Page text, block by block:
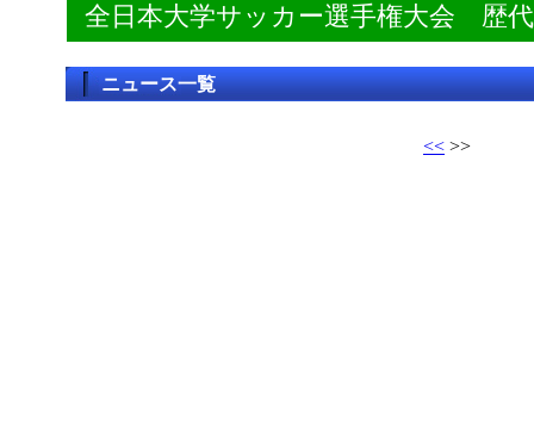
全日本大学サッカー選手権大会 歴
ニュース一覧
<< >>